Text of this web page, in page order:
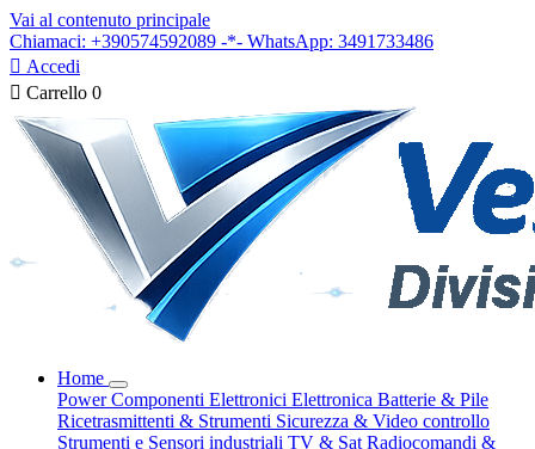
Vai al contenuto principale
Chiamaci: +390574592089 -*- WhatsApp: 3491733486
 Accedi
 Carrello 0
Home
PowerComponenti Elettronici Elettronica Batterie & Pile
Ricetrasmittenti & Strumenti Sicurezza & Video controllo
Strumenti e Sensori industriali TV & Sat Radiocomandi &